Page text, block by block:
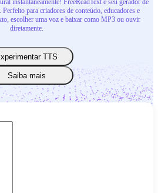
instantaneamente! FreeReadText é seu gerador de
para criadores de conteúdo, educadores e
escolher uma voz e baixar como MP3 ou ouvir
diretamente.
TTS
Saiba mais